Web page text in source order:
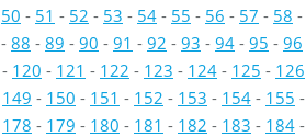
50 - 51 - 52 - 53 - 54 - 55 - 56 - 57 - 58 -
- 88 - 89 - 90 - 91 - 92 - 93 - 94 - 95 - 96
- 120 - 121 - 122 - 123 - 124 - 125 - 126
149 - 150 - 151 - 152 - 153 - 154 - 155 -
178 - 179 - 180 - 181 - 182 - 183 - 184 -